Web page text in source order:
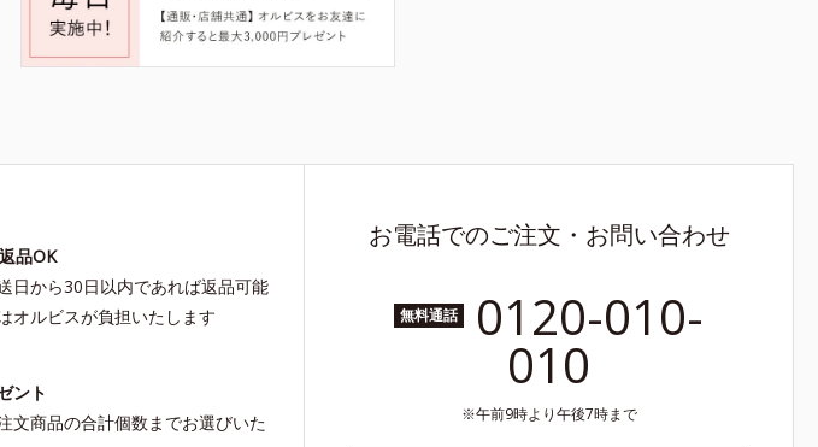
品OK
日から30日以内であれば返品可能
オルビスが負担いたします
ント
文商品の合計個数までお選びいた
お電話でのご注文・お問い合わせ
無料通話 0120-010-
010
午前9時より午後7時まで